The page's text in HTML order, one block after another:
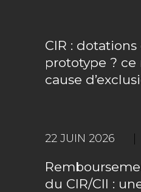
CIR : dotations
prototype ? ce
cause
22 JUIN 2026
du CIR/CII :